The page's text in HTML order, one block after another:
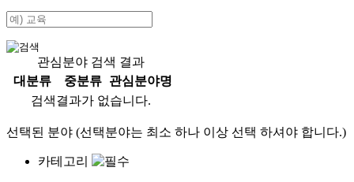
관심분야 검색 결과
대분류
중분류
관심분야명
검색결과가 없습니다.
선택된 분야 (선택분야는 최소 하나 이상 선택 하셔야 합니다.)
카테고리